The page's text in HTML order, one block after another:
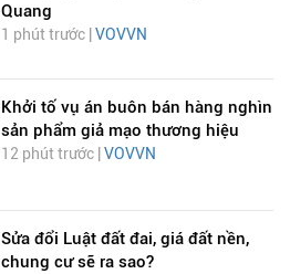
Quang
1 phút trước | VOVVN
Khởi tố vụ án buôn bán hàng nghìn
sản phẩm giả mạo thương hiệu
12 phút trước | VOVVN
Sửa đổi Luật đất đai, giá đất nền,
chung cư sẽ ra sao?